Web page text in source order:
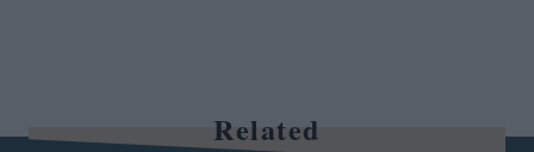
Related